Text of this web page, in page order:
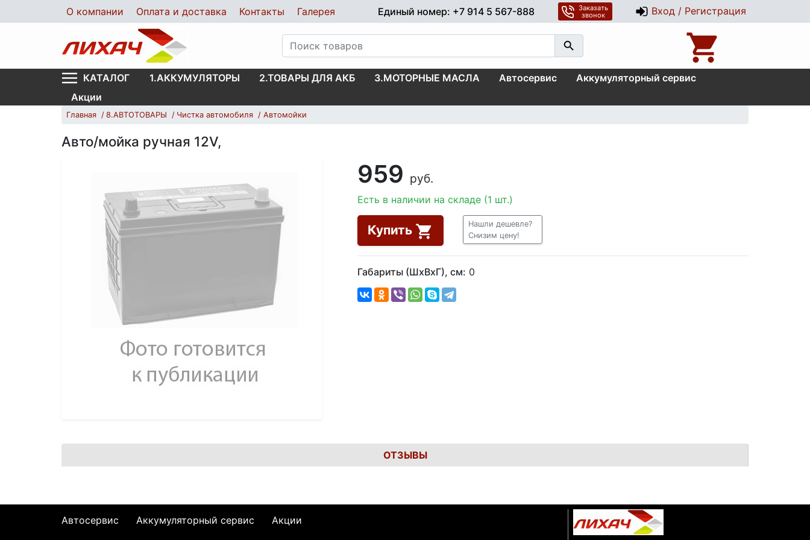
О компании Оплата и доставка Контакты Галерея Единый номер: +7 914 5 567-888
Заказать
звонок
Вход / Регистрация
КАТАЛОГ 1.АККУМУЛЯТОРЫ 2.ТОВАРЫ ДЛЯ АКБ 3.МОТОРНЫЕ МАСЛА Автосервис
Аккумуляторный сервис
Акции
Главная 8.АВТОТОВАРЫ Чистка автомобиля Автомойки
Авто/мойка ручная 12V,
959 руб.
Есть в наличии на складе (1 шт.)
Купить
Нашли дешевле?
Снизим цену!
Габариты (ШхВхГ), см: 0
ОТЗЫВЫ
Автосервис Аккумуляторный сервис Акции